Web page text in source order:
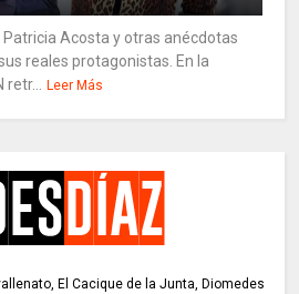
Acosta y otras anécdotas
reales protagonistas. En la
retr... Leer Más
El Cacique de la Junta, Diomedes